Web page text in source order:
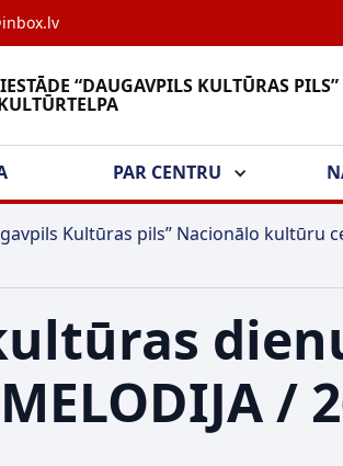
“DAUGAVPILS KULTŪRAS PILS”
PAR CENTRU
Kultūras pils” Nacionālo kultūru
/